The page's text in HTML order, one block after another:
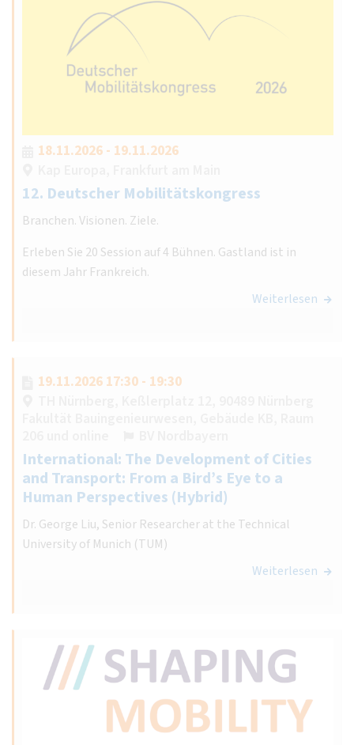
18.11.2026 - 19.11.2026
12. Deutscher Mobilitätskongress
Branchen. Visionen. Ziele.
Erleben Sie 20 Session auf 4 Bühnen. Gastland ist in
diesem Jahr Frankreich.
Weiterlesen
19.11.2026 17:30 - 19:30
International: The Development of Cities
and Transport: From a Bird’s Eye to a
Human Perspectives (Hybrid)
Dr. George Liu, Senior Researcher at the Technical
University of Munich (TUM)
Weiterlesen